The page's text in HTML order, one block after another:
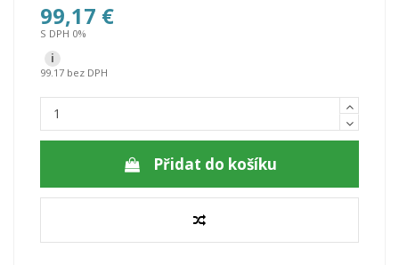
99,17 €
S DPH 0%
i
99.17 bez DPH
Přidat do košíku